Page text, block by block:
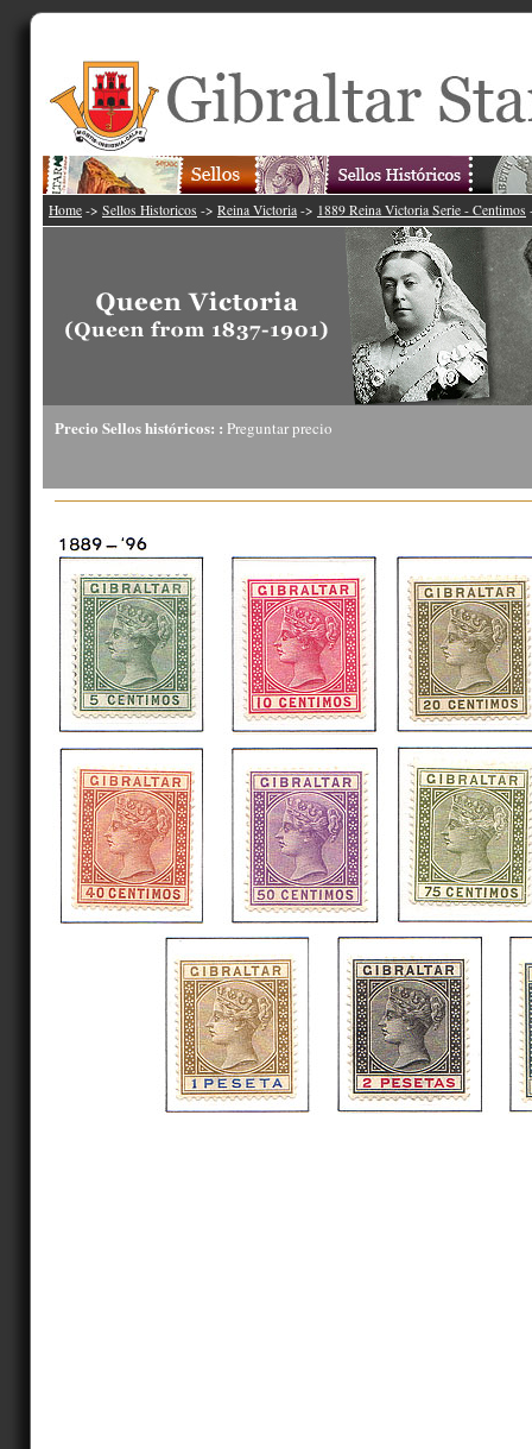
Home -> Sellos Historicos -> Reina Victoria -> 1889 Reina Victoria Serie - Centimos
Precio Sellos históricos: : Preguntar precio